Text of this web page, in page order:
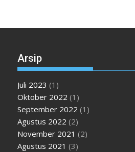
Arsip
Juli 2023 (1)
Oktober 2022 (1)
September 2022 (1)
Agustus 2022 (2)
November 2021 (2)
Agustus 2021 (3)